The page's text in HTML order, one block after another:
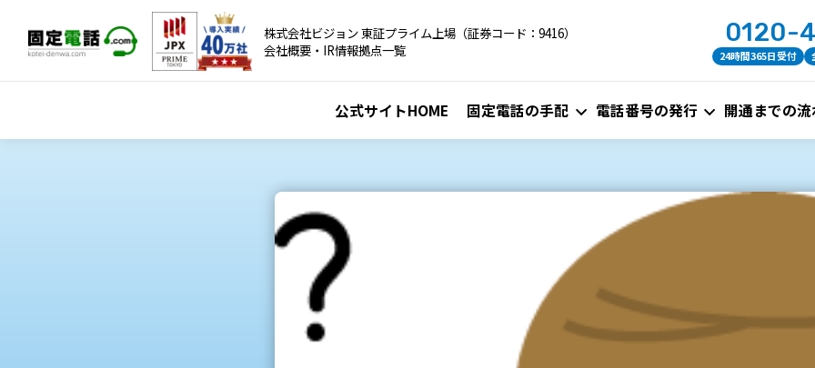
株式会社ビジョン 東証プライム上場（証券コード：9416）
会社概要・IR情報拠点一覧
0120-
24時間365日受付
公式サイトHOME 固定電話の手配 電話番号の発行 開通までの